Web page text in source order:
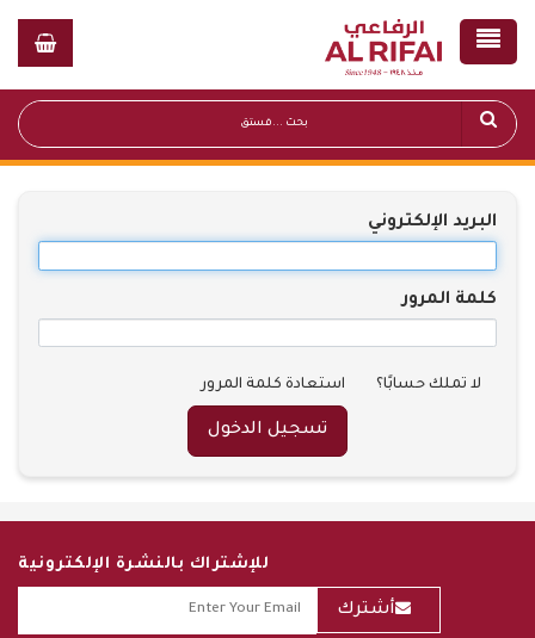
البريد الإلكتروني
كلمة المرور
لا تملك حسابًا؟ استعادة كلمة المرور
تسجيل الدخول
للإشتراك بالنشرة الإلكترونية
أشترك